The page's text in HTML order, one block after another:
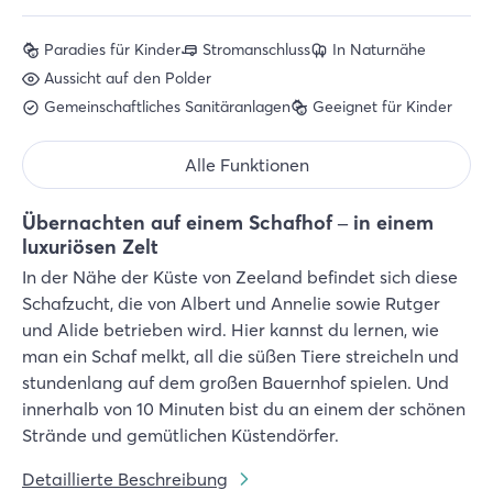
Übernachten auf einem Schafhof – in einem
luxuriösen Zelt
In der Nähe der Küste von Zeeland befindet sich diese
Schafzucht, die von Albert und Annelie sowie Rutger
und Alide betrieben wird. Hier kannst du lernen, wie
man ein Schaf melkt, all die süßen Tiere streicheln und
stundenlang auf dem großen Bauernhof spielen. Und
innerhalb von 10 Minuten bist du an einem der schönen
Strände und gemütlichen Küstendörfer.
Detaillierte Beschreibung
Paradies für Kinder Stromanschluss
In Naturnähe
Aussicht auf den Polder
Gemeinschaftliches Sanitäranlagen
Geeignet für Kinder
Alle Funktionen